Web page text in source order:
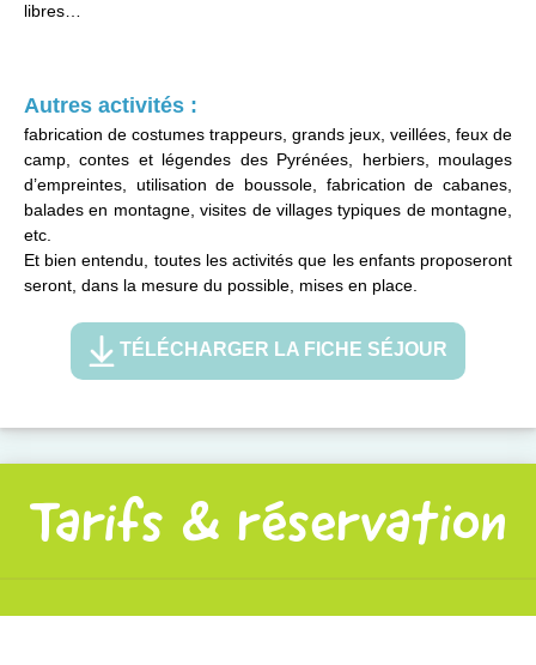
libres…
Autres activités :
fabrication de costumes trappeurs, grands jeux, veillées, feux de
camp, contes et légendes des Pyrénées, herbiers, moulages
d’empreintes, utilisation de boussole, fabrication de cabanes,
balades en montagne, visites de villages typiques de montagne,
etc.
Et bien entendu, toutes les activités que les enfants proposeront
seront, dans la mesure du possible, mises en place.
TÉLÉCHARGER LA FICHE SÉJOUR
Tarifs & réservation